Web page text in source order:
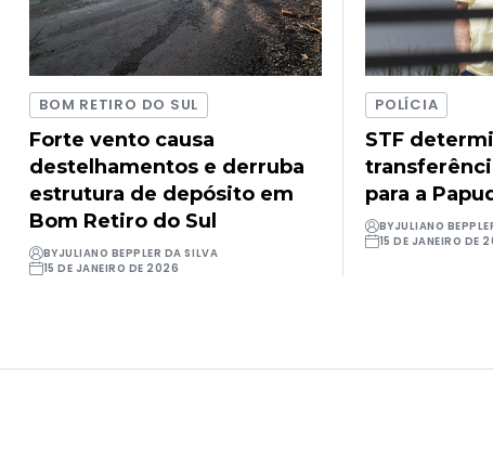
BOM RETIRO DO SUL
Forte vento causa
destelhamentos e derruba
estrutura de depósito em
Bom Retiro do Sul
BYJULIANO BEPPLER DA SILVA
15 DE JANEIRO DE 2026
POLÍCIA
STF
para a
BYJULIANO
15 DE JANEIRO DE